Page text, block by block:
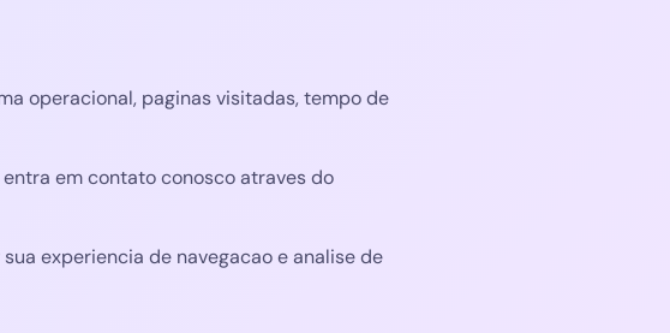
operacional, paginas visitadas, tempo de
em contato conosco atraves do
experiencia de navegacao e analise de